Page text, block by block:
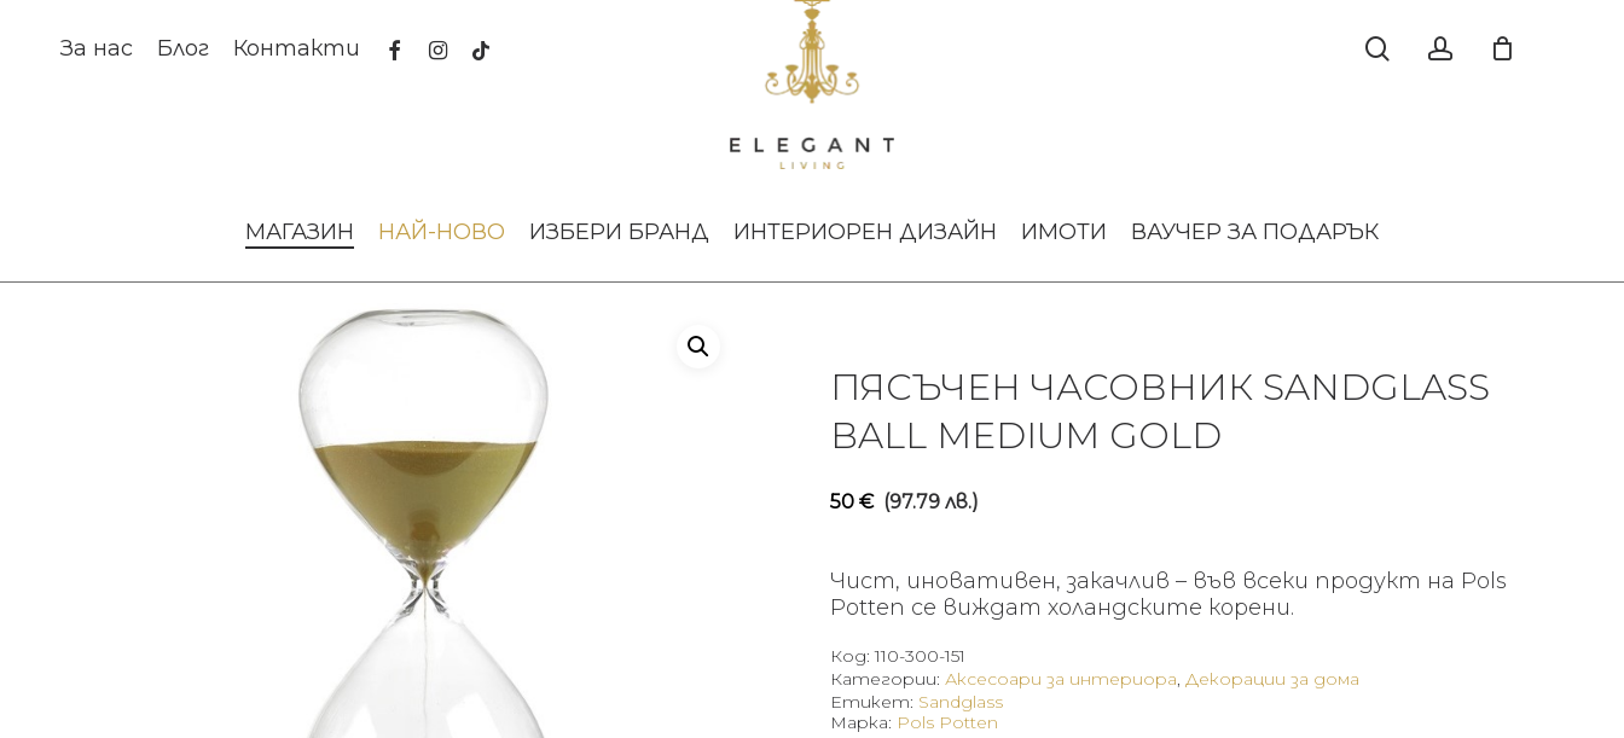
За нас Блог Контакти facebookinstagram
tiktok
МАГАЗИН НАЙ-НОВО ИЗБЕРИ БРАНД ИНТЕРИОРЕН ДИЗАЙН ИМОТИ ВАУЧЕР ЗА ПОДАРЪК
ПЯСЪЧЕН ЧАСОВНИК SANDGLASS
BALL MEDIUM GOLD
50 € (97.79 лв.)
Чист, иновативен, закачлив – във всеки продукт на Pols
Potten се виждат холандските корени.
Код:110-300-151
Категории: Аксесоари за интериора, Декорации за дома
Етикет: Sandglass
Марка: Pols Potten